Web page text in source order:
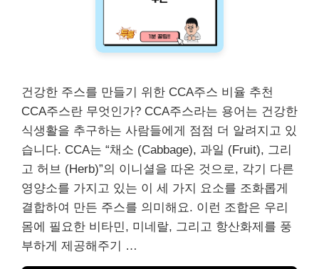
건강한 주스를 만들기 위한 CCA주스 비율 추천
CCA주스란 무엇인가? CCA주스라는 용어는 건강한
식생활을 추구하는 사람들에게 점점 더 알려지고 있
습니다. CCA는 “채소 (Cabbage), 과일 (Fruit), 그리
고 허브 (Herb)”의 이니셜을 따온 것으로, 각기 다른
영양소를 가지고 있는 이 세 가지 요소를 조화롭게
결합하여 만든 주스를 의미해요. 이런 조합은 우리
몸에 필요한 비타민, 미네랄, 그리고 항산화제를 풍
부하게 제공해주기 …